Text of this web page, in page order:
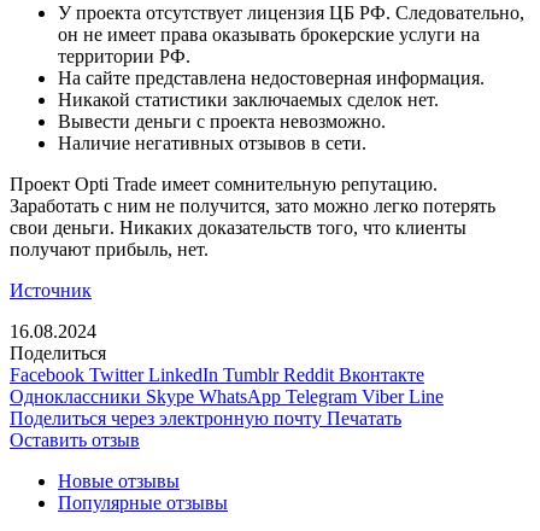
У проекта отсутствует лицензия ЦБ РФ. Следовательно,
он не имеет права оказывать брокерские услуги на
территории РФ.
На сайте представлена недостоверная информация.
Никакой статистики заключаемых сделок нет.
Вывести деньги с проекта невозможно.
Наличие негативных отзывов в сети.
Проект Opti Trade имеет сомнительную репутацию.
Заработать с ним не получится, зато можно легко потерять
свои деньги. Никаких доказательств того, что клиенты
получают прибыль, нет.
Источник
16.08.2024
Поделиться
Facebook Twitter LinkedIn Tumblr Reddit Вконтакте
Одноклассники Skype WhatsApp Telegram Viber Line
Поделиться через электронную почту Печатать
Оставить отзыв
Новые отзывы
Популярные отзывы